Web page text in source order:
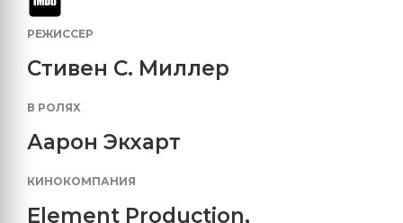
РЕЖИССЕР
Стивен С. Миллер
В РОЛЯХ
Аарон Экхарт
КИНОКОМПАНИЯ
Element Production,